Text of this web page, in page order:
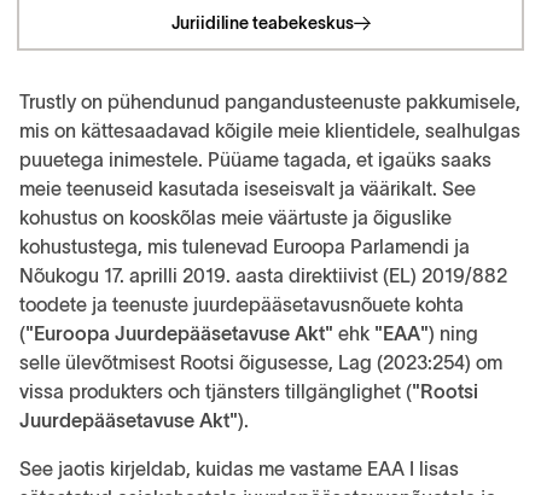
Juriidiline teabekeskus
Trustly on pühendunud pangandusteenuste pakkumisele,
mis on kättesaadavad kõigile meie klientidele, sealhulgas
puuetega inimestele. Püüame tagada, et igaüks saaks
meie teenuseid kasutada iseseisvalt ja väärikalt. See
kohustus on kooskõlas meie väärtuste ja õiguslike
kohustustega, mis tulenevad Euroopa Parlamendi ja
Nõukogu 17. aprilli 2019. aasta direktiivist (EL) 2019/882
toodete ja teenuste juurdepääsetavusnõuete kohta
("Euroopa Juurdepääsetavuse Akt" ehk "EAA") ning
selle ülevõtmisest Rootsi õigusesse, Lag (2023:254) om
vissa produkters och tjänsters tillgänglighet ("Rootsi
Juurdepääsetavuse Akt").
See jaotis kirjeldab, kuidas me vastame EAA I lisas